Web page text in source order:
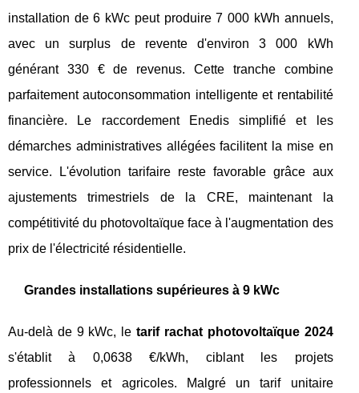
installation de 6 kWc peut produire 7 000 kWh annuels,
avec un surplus de revente d'environ 3 000 kWh
générant 330 € de revenus. Cette tranche combine
parfaitement autoconsommation intelligente et rentabilité
financière. Le raccordement Enedis simplifié et les
démarches administratives allégées facilitent la mise en
service. L'évolution tarifaire reste favorable grâce aux
ajustements trimestriels de la CRE, maintenant la
compétitivité du photovoltaïque face à l'augmentation des
prix de l'électricité résidentielle.
Grandes installations supérieures à 9 kWc
Au-delà de 9 kWc, letarif rachat photovoltaïque 2024
s'établit à 0,0638 €/kWh, ciblant les projets
professionnels et agricoles. Malgré un tarif unitaire